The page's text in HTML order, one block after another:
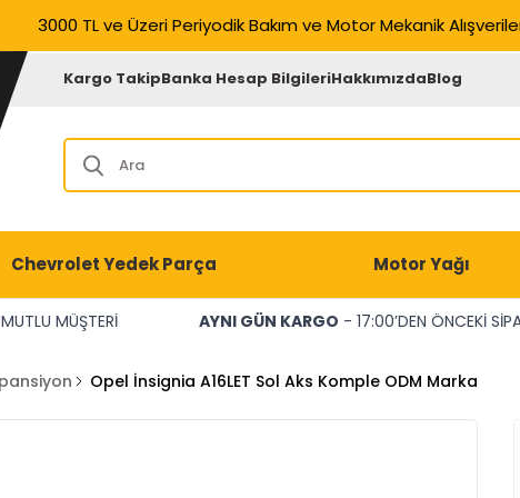
3000 TL ve Üzeri Periyodik Bakım ve Motor Mekanik
Kargo TakipBanka Hesap BilgileriHakkımızdaBlog
Chevrolet Yedek Parça Motor Yağı
MÜŞTERİ AYNI GÜN KARGO - 17:00’DEN ÖNCEKİ
Opel İnsignia A16LET Sol Aks Komple ODM Marka